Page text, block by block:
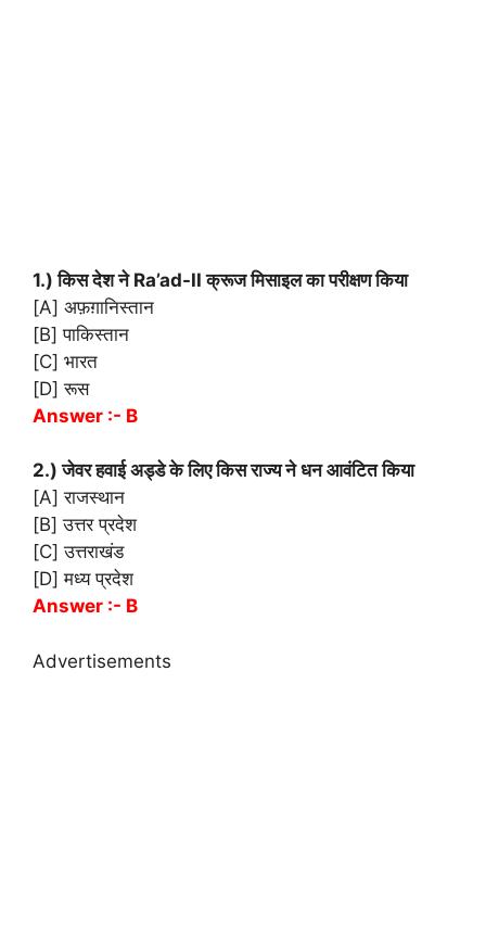
1.) किस देश ने Ra’ad-II क्रूज मिसाइल का परीक्षण किया
[A] अफ़ग़ानिस्तान
[B] पाकिस्तान
[C] भारत
[D] रूस
Answer :- B
2.) जेवर हवाई अड्डे के लिए किस राज्य ने धन आवंटित किया
[A] राजस्थान
[B] उत्तर प्रदेश
[C] उत्तराखंड
[D] मध्य प्रदेश
Answer :- B
Advertisements